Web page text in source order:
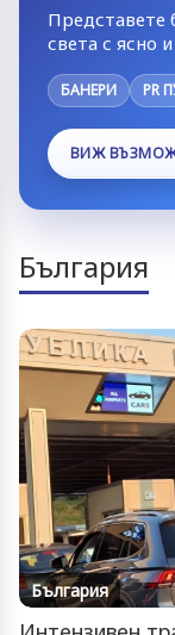
Представете
света с ясно
БАНЕРИ PR
ВИЖ
България
България